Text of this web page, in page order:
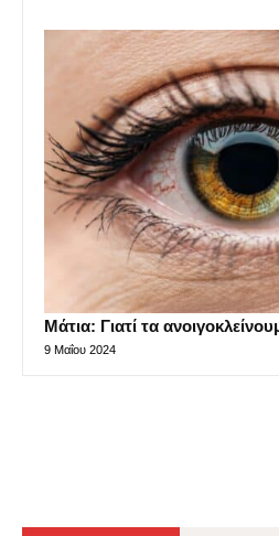
Μάτια: Γιατί τα
9 Μαΐου 2024